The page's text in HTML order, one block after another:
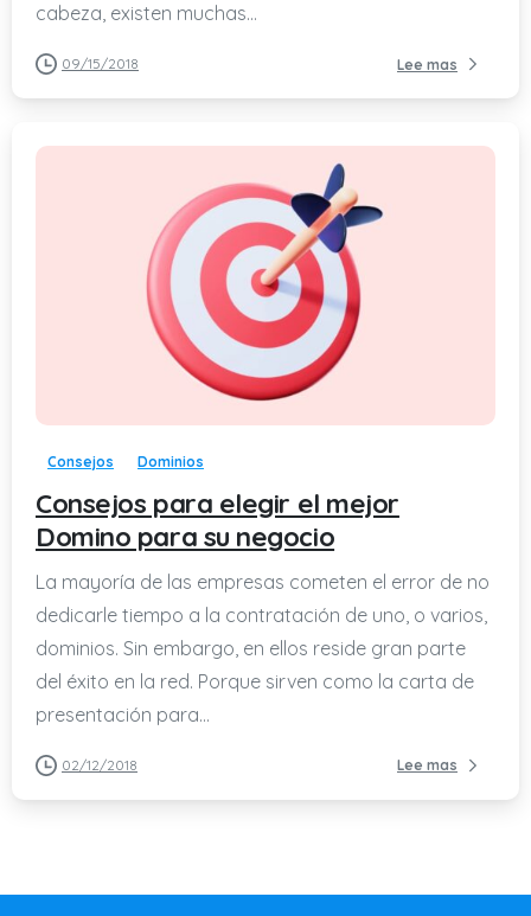
cabeza, existen muchas...
09/15/2018 Lee mas
Consejos Dominios
Consejos para elegir el mejor
Domino para su negocio
La mayoría de las empresas cometen el error de no
dedicarle tiempo a la contratación de uno, o varios,
dominios. Sin embargo, en ellos reside gran parte
del éxito en la red. Porque sirven como la carta de
presentación para...
02/12/2018 Lee mas